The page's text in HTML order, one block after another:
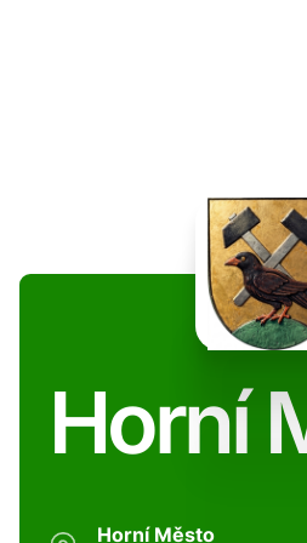
Horní
Horní Město